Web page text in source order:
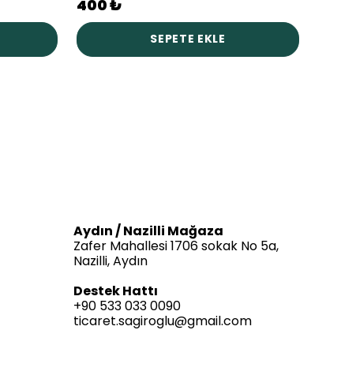
400 ₺
SEPETE EKLE
Aydın / Nazilli Mağaza
Zafer Mahallesi 1706 sokak No 5a,
Nazilli, Aydın
Destek Hattı
+90 533 033 0090
ticaret.sagiroglu@gmail.com